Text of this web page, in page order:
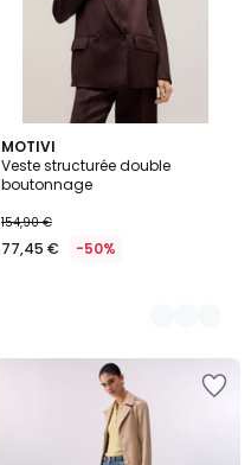
MOTIVI
Veste structurée double
boutonnage
154,90 €
77,45 € -50%
2
Couleurs